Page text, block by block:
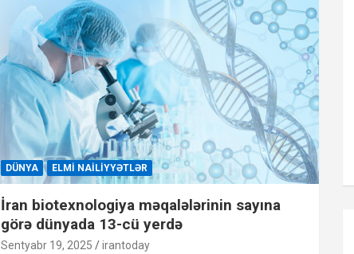
DÜNYA ELMI NAILIYYƏTLƏR
İran biotexnologiya məqalələrinin sayına
görə dünyada 13-cü yerdə
Sentyabr 19, 2025 irantoday